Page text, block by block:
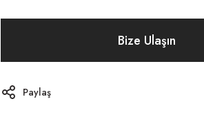
Bize Ulaşın
Paylaş